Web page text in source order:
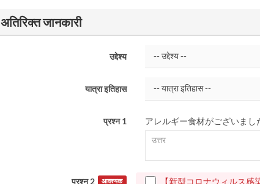
अतिरिक्त जानकारी
उद्देश्य
यात्रा इतिहास
प्रश्न 1 アレルギー食材がございまし
प्रश्न 2 आवश्यक 【新型コロナウィルス感